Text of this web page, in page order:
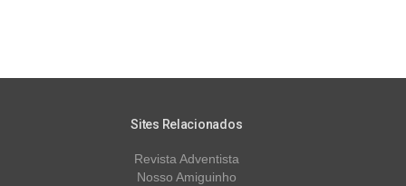
Sites Relacionados
Revista Adventista
Nosso Amiguinho